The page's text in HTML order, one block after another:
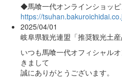
◆馬喰一代オンラインショッ
https://
2025/04/01
岐阜県観光連盟「推奨観光土
いつも馬喰一代オフィシャル
きまして
誠にありがとうございます。